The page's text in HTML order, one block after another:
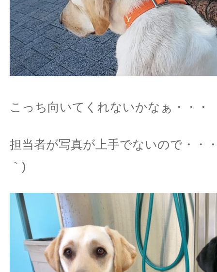
こっち向いてくれないかなぁ・・・
担当者が写真が上手でないので・・
｀)